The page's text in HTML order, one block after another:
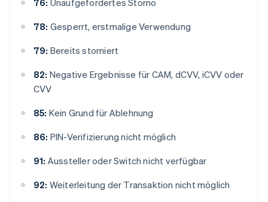
76: Unaufgefordertes Storno
78: Gesperrt, erstmalige Verwendung
79: Bereits storniert
82: Negative Ergebnisse für CAM, dCVV, iCVV oder
CVV
85: Kein Grund für Ablehnung
86: PIN-Verifizierung nicht möglich
91: Aussteller oder Switch nicht verfügbar
92: Weiterleitung der Transaktion nicht möglich